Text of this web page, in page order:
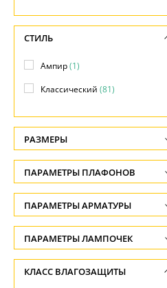
СТИЛЬ
Ампир(1)
Классический (81)
РАЗМЕРЫ
Высота, см
-
Ширина, см
-
Диаметр, см
-
ПАРАМЕТРЫ ПЛАФОНОВ
ФОРМА ПЛАФОНА
Круг(1)
Круглый(44)
Полукруг(4)
ПАРАМЕТРЫ АРМАТУРЫ
ЦВЕТ АРМАТУРЫ
Белый(1)
ПАРАМЕТРЫ ЛАМПОЧЕК
Количество ламп
-
КЛАСС ВЛАГОЗАЩИТЫ